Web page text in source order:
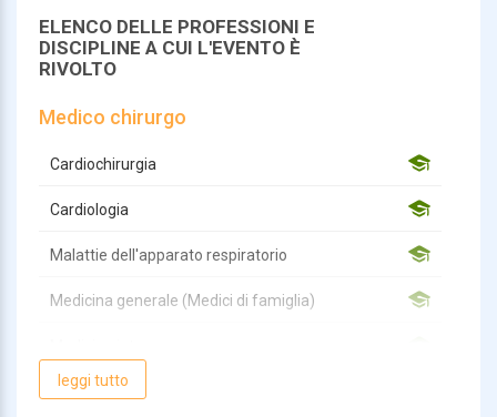
ELENCO DELLE PROFESSIONI E
DISCIPLINE A CUI L'EVENTO È
RIVOLTO
Medico chirurgo
Cardiochirurgia
Cardiologia
Malattie dell'apparato respiratorio
Medicina generale (Medici di famiglia)
Pediatria
leggi tutto